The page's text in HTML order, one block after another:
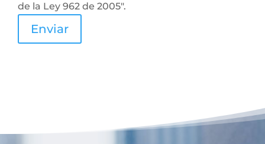
de la Ley 962 de 2005".
Enviar